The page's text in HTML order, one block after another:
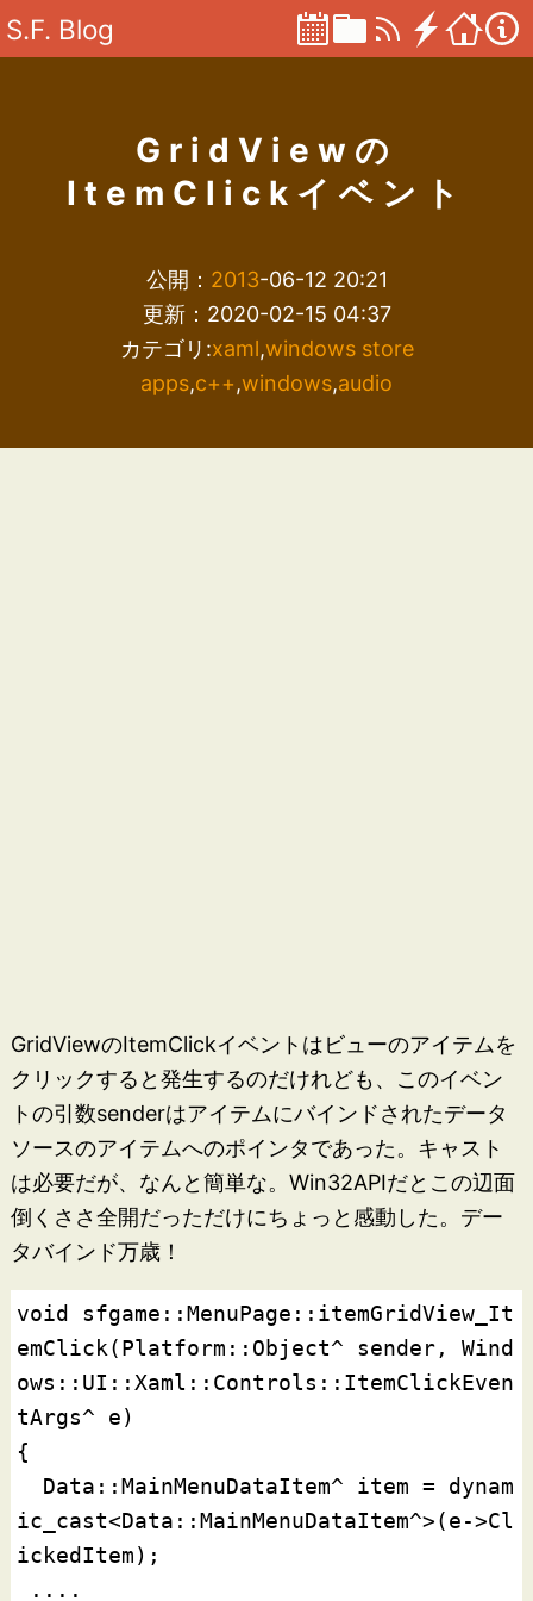
S.F. Blog
GridViewの
ItemClickイベント
公開： 2013-06-12 20:21
更新：2020-02-15 04:37
カテゴリ:xaml,windows store
apps,c++,windows,audio
GridViewのItemClickイベントはビューのアイテムを
クリックすると発生するのだけれども、このイベン
トの引数senderはアイテムにバインドされたデータ
ソースのアイテムへのポインタであった。キャスト
は必要だが、なんと簡単な。Win32APIだとこの辺面
倒くささ全開だっただけにちょっと感動した。デー
タバインド万歳！
void sfgame::MenuPage::itemGridView_It
emClick(Platform::Object^ sender, Wind
ows::UI::Xaml::Controls::ItemClickEven
tArgs^ e)
{
ic_cast<Data::MainMenuDataItem^>(e->Cl
ickedItem);